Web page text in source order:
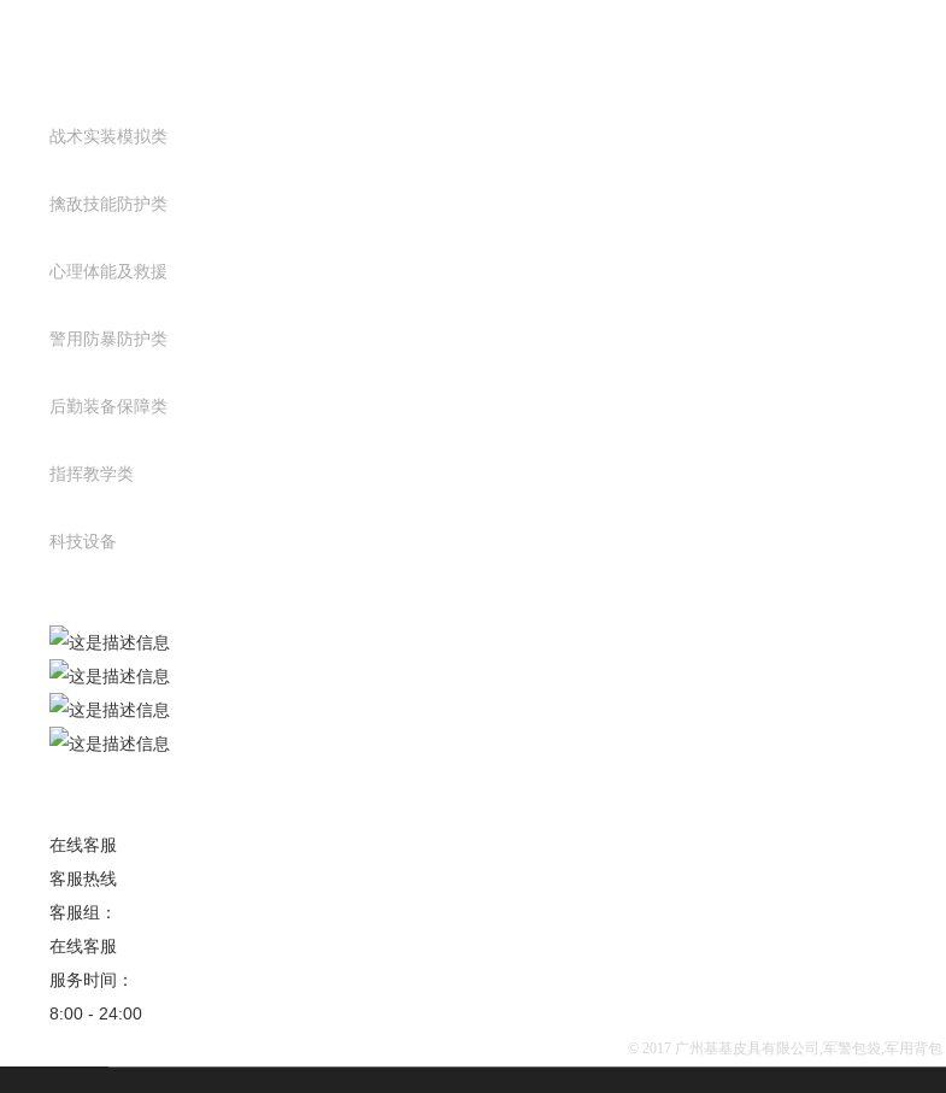
战术实装模拟类
擒敌技能防护类
心理体能及救援
警用防暴防护类
后勤装备保障类
指挥教学类
科技设备
在线客服
客服热线
客服组：
在线客服
服务时间：
8:00 - 24:00
© 2017 广州基基皮具有限公司,军警包袋,军用背包